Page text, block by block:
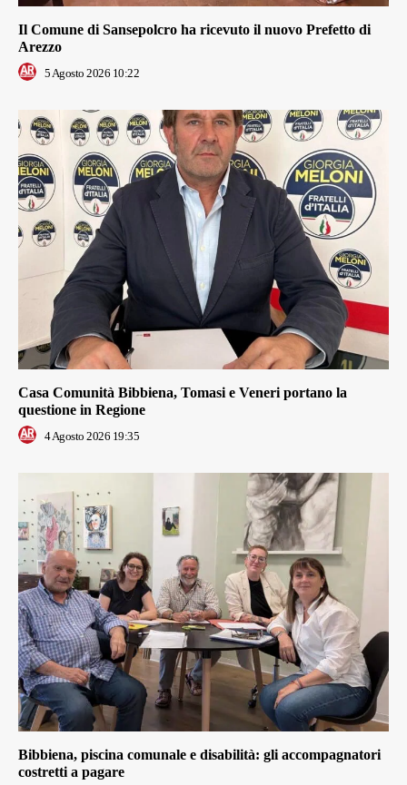
Il Comune di Sansepolcro ha ricevuto il nuovo Prefetto di
Arezzo
5 Agosto 2026 10:22
Casa Comunità Bibbiena, Tomasi e Veneri portano la
questione in Regione
4 Agosto 2026 19:35
Bibbiena, piscina comunale e disabilità: gli accompagnatori
costretti a pagare